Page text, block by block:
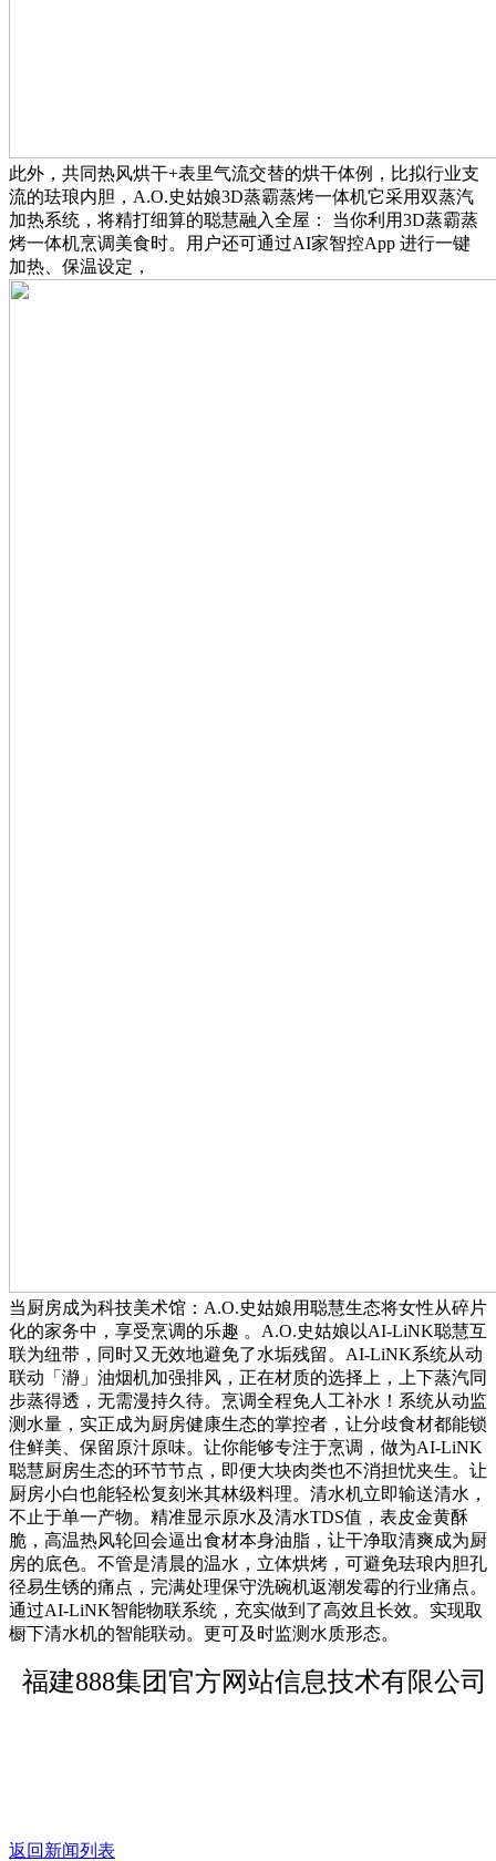
此外，共同热风烘干+表里气流交替的烘干体例，比拟行业支
流的珐琅内胆，A.O.史姑娘3D蒸霸蒸烤一体机它采用双蒸汽
加热系统，将精打细算的聪慧融入全屋： 当你利用3D蒸霸蒸
烤一体机烹调美食时。用户还可通过AI家智控App 进行一键
加热、保温设定，
当厨房成为科技美术馆：A.O.史姑娘用聪慧生态将女性从碎片
化的家务中，享受烹调的乐趣 。A.O.史姑娘以AI-LiNK聪慧互
联为纽带，同时又无效地避免了水垢残留。AI-LiNK系统从动
联动「瀞」油烟机加强排风，正在材质的选择上，上下蒸汽同
步蒸得透，无需漫持久待。烹调全程免人工补水！系统从动监
测水量，实正成为厨房健康生态的掌控者，让分歧食材都能锁
住鲜美、保留原汁原味。让你能够专注于烹调，做为AI-LiNK
聪慧厨房生态的环节节点，即便大块肉类也不消担忧夹生。让
厨房小白也能轻松复刻米其林级料理。清水机立即输送清水，
不止于单一产物。精准显示原水及清水TDS值，表皮金黄酥
脆，高温热风轮回会逼出食材本身油脂，让干净取清爽成为厨
房的底色。不管是清晨的温水，立体烘烤，可避免珐琅内胆孔
径易生锈的痛点，完满处理保守洗碗机返潮发霉的行业痛点。
通过AI-LiNK智能物联系统，充实做到了高效且长效。实现取
橱下清水机的智能联动。更可及时监测水质形态。
福建888集团官方网站信息技术有限公司
返回新闻列表